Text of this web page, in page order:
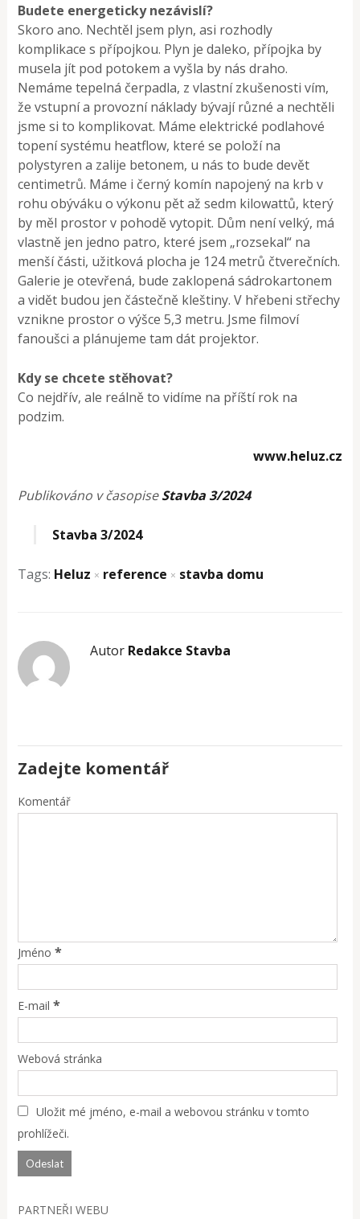
Budete energeticky nezávislí?
Skoro ano. Nechtěl jsem plyn, asi rozhodly
komplikace s přípojkou. Plyn je daleko, přípojka by
musela jít pod potokem a vyšla by nás draho.
Nemáme tepelná čerpadla, z vlastní zkušenosti vím,
že vstupní a provozní náklady bývají různé a nechtěli
jsme si to komplikovat. Máme elektrické podlahové
topení systému heatflow, které se položí na
polystyren a zalije betonem, u nás to bude devět
centimetrů. Máme i černý komín napojený na krb v
rohu obýváku o výkonu pět až sedm kilowattů, který
by měl prostor v pohodě vytopit. Dům není velký, má
vlastně jen jedno patro, které jsem „rozsekal“ na
menší části, užitková plocha je 124 metrů čtverečních.
Galerie je otevřená, bude zaklopená sádrokartonem
a vidět budou jen částečně kleštiny. V hřebeni střechy
vznikne prostor o výšce 5,3 metru. Jsme filmoví
fanoušci a plánujeme tam dát projektor.
Kdy se chcete stěhovat?
Co nejdřív, ale reálně to vidíme na příští rok na
podzim.
www.heluz.cz
Publikováno v časopiseStavba 3/2024
Stavba 3/2024
Tags: Heluz × reference × stavba domu
Autor Redakce Stavba
Zadejte komentář
Komentář
Jméno *
E-mail *
Webová stránka
Uložit mé jméno, e-mail a webovou stránku v tomto
prohlížeči.
PARTNEŘI WEBU